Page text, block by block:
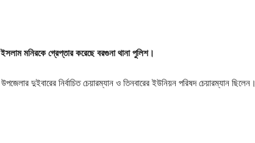
মনিরকে গ্রেপ্তার করেছে বরগুনা থানা পুলিশ।
দুইবারের নির্বাচিত চেয়ারম্যান ও তিনবারের ইউনিয়ন পরিষদ চেয়ারম্যান ছিলেন।